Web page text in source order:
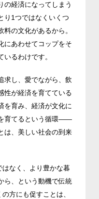
の経済になってしまう
り1つではなくいくつ
の文化があるから。
あわせてコップをそ
るわけです。
求し、愛でながら、飲
性が経済を育てている
を育み、経済が文化に
育てるという循環――
は、美しい社会の到来
はなく、より豊かな暮
ら、という動機で伝統
方にも促すことは、